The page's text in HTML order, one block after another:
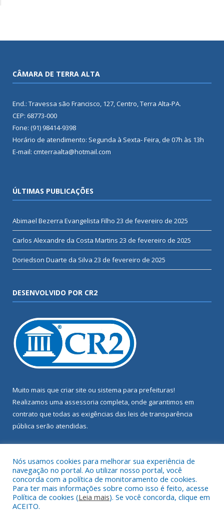
CÂMARA DE TERRA ALTA
End.: Travessa são Francisco, 127, Centro, Terra Alta-PA.
CEP: 68773-000
Fone: (91) 98414-9398
Horário de atendimento: Segunda à Sexta- Feira, de 07h às 13h
E-mail: cmterraalta@hotmail.com
ÚLTIMAS PUBLICAÇÕES
Abimael Bezerra Evangelista Filho 23 de fevereiro de 2025
Carlos Alexandre da Costa Martins 23 de fevereiro de 2025
Doriedson Duarte da Silva 23 de fevereiro de 2025
DESENVOLVIDO POR CR2
Muito mais que criar site ou sistema para prefeituras!
Realizamos uma assessoria completa, onde garantimos em
contrato que todas as exigências das leis de transparência
pública serão atendidas.
Todos os direitos reservados a Câmara Municipal de Terra Alta.
Nós usamos cookies para melhorar sua experiência de
navegação no portal. Ao utilizar nosso portal, você
concorda com a política de monitoramento de cookies.
Para ter mais informações sobre como isso é feito, acesse
Política de cookies (Leia mais). Se você concorda, clique em
ACEITO.